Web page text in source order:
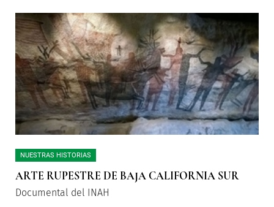
NUESTRAS HISTORIAS
ARTE RUPESTRE DE BAJA CALIFORNIA SUR
Documental del INAH